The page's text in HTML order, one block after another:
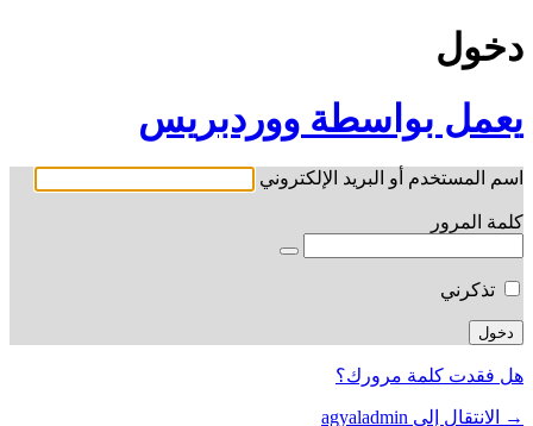
دخول
يعمل بواسطة ووردبريس
اسم المستخدم أو البريد الإلكتروني
كلمة المرور
تذكرني
هل فقدت كلمة مرورك؟
→ الانتقال إلى agyaladmin